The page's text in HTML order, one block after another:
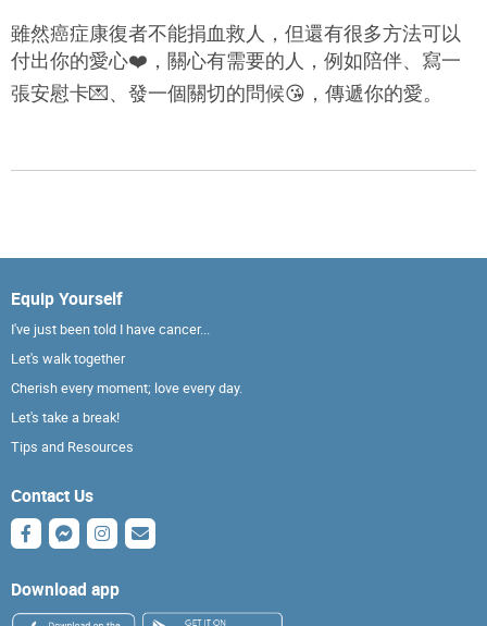
雖然癌症康復者不能捐血救人，但還有很多方法可以
付出你的愛心❤️，關心有需要的人，例如陪伴、寫一
張安慰卡💌、發一個關切的問候😘，傳遞你的愛。
Equip Yourself
I've just been told I have cancer...
Let's walk together
Cherish every moment; love every day.
Let's take a break!
Tips and Resources
Contact Us
Download app